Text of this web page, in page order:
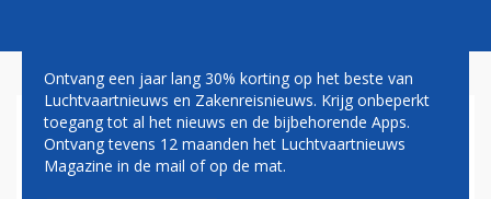
IN BEELD: ZO WORDT 20
CENTIMETER SNEEUW
Ontvang een jaar lang 30% korting op het beste van
Luchtvaartnieuws en Zakenreisnieuws. Krijg onbeperkt
toegang tot al het nieuws en de bijbehorende Apps.
Ontvang tevens 12 maanden het Luchtvaartnieuws
Magazine in de mail of op de mat.